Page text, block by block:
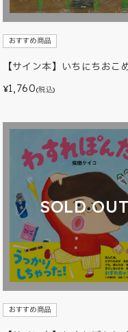
おすすめ商品
【サイン本】いちにちおこ
¥1,760(税込)
SOLD
おすすめ商品